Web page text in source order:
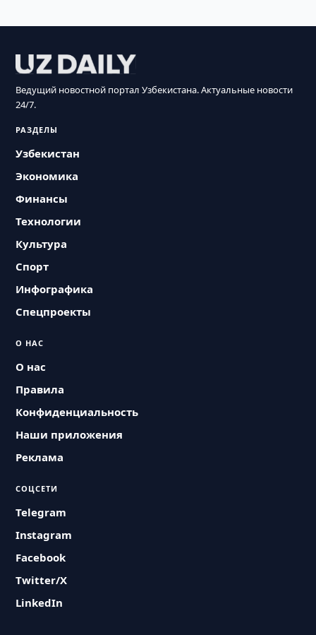
Ведущий новостной портал Узбекистана. Актуальные новости
24/7.
РАЗДЕЛЫ
Узбекистан
Экономика
Финансы
Технологии
Культура
Спорт
Инфографика
Спецпроекты
О НАС
О нас
Правила
Конфиденциальность
Наши приложения
Реклама
СОЦСЕТИ
Telegram
Instagram
Facebook
Twitter/X
LinkedIn